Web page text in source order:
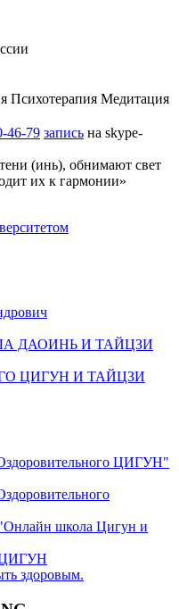
Психотерапия Медитация
46-79 запись на skype-
(инь), обнимают свет
их к гармонии»
ДАОИНЬ И ТАЙЦЗИ
ЦИГУН И ТАЙЦЗИ
ЦИГУН"
школа Цигун и
ЦИГУН
здоровым.